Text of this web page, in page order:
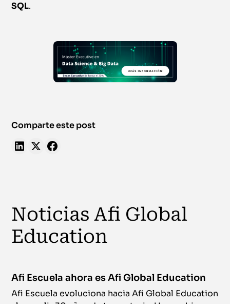
SQL.
Comparte este post
Noticias Afi Global
Education
Afi Escuela ahora es Afi Global Education
Afi Escuela evoluciona hacia Afi Global Education